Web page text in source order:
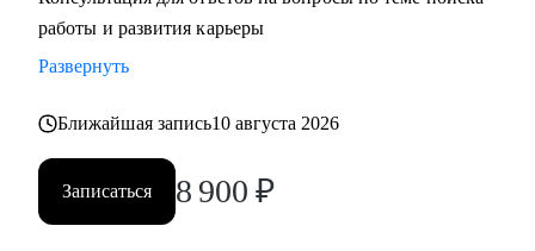
работы и развития карьеры
Развернуть
Ближайшая запись10 августа 2026
Записаться 8 900 ₽